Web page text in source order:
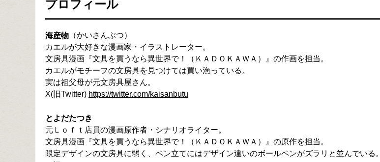
プロフィール
海産物 （かいさんぶつ）
カエルが大好きな漫画家・イラストレーター。
文房具漫画『文具を買うなら異世界で！（ＫＡＤＯＫＡＷＡ）』の作画を担当。
カエルがモチーフの文房具を見つけては買い漁っている。
実は祖父母が元文房具屋さん。
X(旧Twitter) https://twitter.com/kaisanbutu
とよだたつき
元Ｌｏｆｔ店員の漫画原作者・シナリオライター。
文房具漫画『文具を買うなら異世界で！（ＫＡＤＯＫＡＷＡ）』の原作を担当。
限定デザインの文房具に弱く、ペン立てにはデザイン違いのボールペンがズラリと並んでいる。